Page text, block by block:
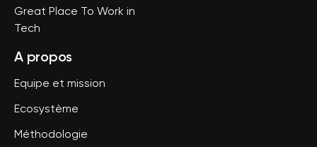
Great Place To Work in
Tech
A propos
Equipe et mission
Ecosystème
Méthodologie